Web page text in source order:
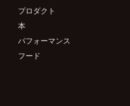
プロダクト
本
パフォーマンス
フード